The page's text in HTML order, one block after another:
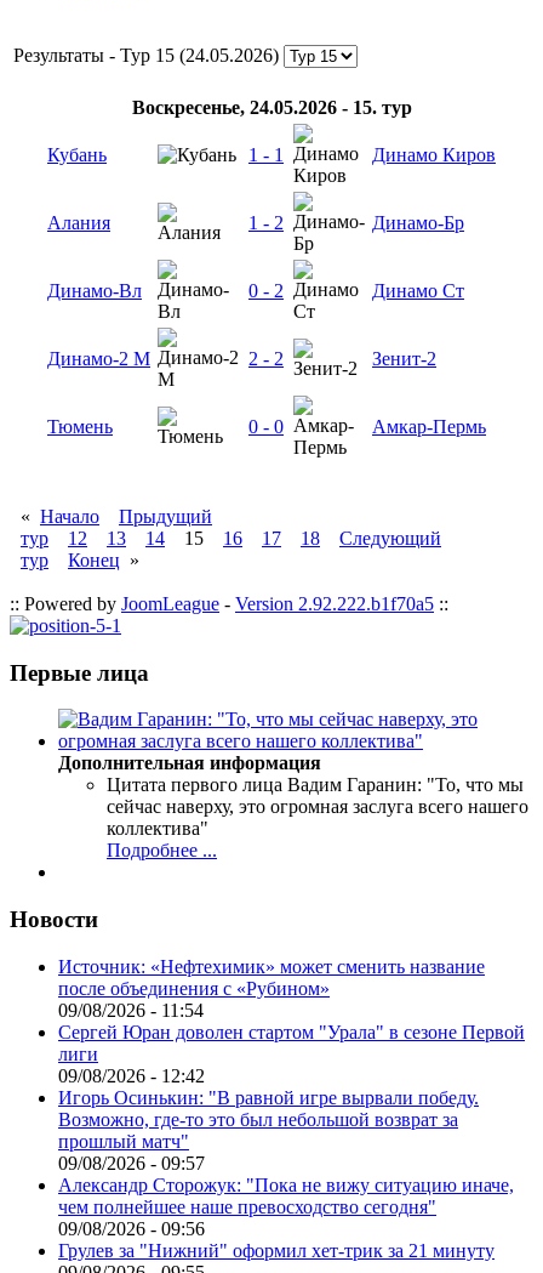
Результаты - Тур 15 (24.05.2026)
Воскресенье, 24.05.2026 - 15. тур
Кубань 1 - 1 Динамо Киров
Алания 1 - 2 Динамо-Бр
Динамо-Вл 0 - 2 Динамо Ст
Динамо-2 М 2 - 2 Зенит-2
Тюмень 0 - 0 Амкар-Пермь
« Начало
Прыдущий
тур
12 13 14 15 16 17 18
Следующий
тур
Конец »
:: Powered by JoomLeague - Version 2.92.222.b1f70a5 ::
Первые лица
Дополнительная информация
Цитата первого лица Вадим Гаранин: "То, что мы
сейчас наверху, это огромная заслуга всего нашего
коллектива"
Подробнее ...
Новости
Источник: «Нефтехимик» может сменить название
после объединения с «Рубином»
09/08/2026 - 11:54
Сергей Юран доволен стартом "Урала" в сезоне Первой
лиги
09/08/2026 - 12:42
Игорь Осинькин: "В равной игре вырвали победу.
Возможно, где-то это был небольшой возврат за
прошлый матч"
09/08/2026 - 09:57
Александр Сторожук: "Пока не вижу ситуацию иначе,
чем полнейшее наше превосходство сегодня"
09/08/2026 - 09:56
Грулев за "Нижний" оформил хет-трик за 21 минуту